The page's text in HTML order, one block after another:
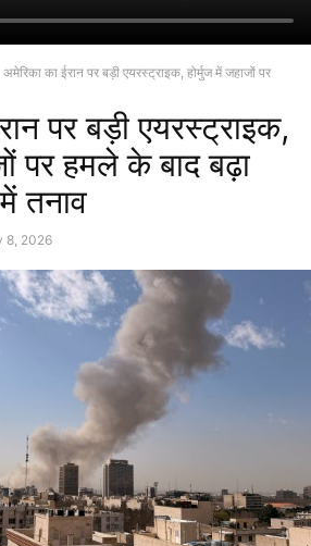
अमेरिका का ईरान पर बड़ी एयरस्ट्राइक, होर्मुज में जहाजों पर
पर बड़ी एयरस्ट्राइक,
पर हमले के बाद बढ़ा
तनाव
8, 2026